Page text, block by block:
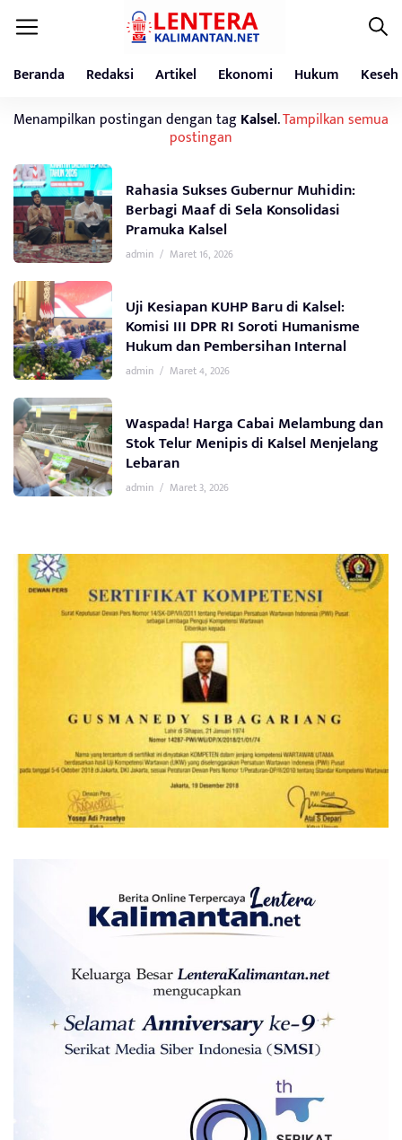
Beranda Redaksi Artikel Ekonomi Hukum
Menampilkan postingan dengan tagKalsel.Tampilkan semua
postingan
Rahasia Sukses Gubernur Muhidin:
Berbagi Maaf di Sela Konsolidasi
Pramuka Kalsel
admin / Maret 16, 2026
Uji Kesiapan KUHP Baru di Kalsel:
Komisi III DPR RI Soroti Humanisme
Hukum dan Pembersihan Internal
admin / Maret 4, 2026
Waspada! Harga Cabai Melambung dan
Stok Telur Menipis di Kalsel Menjelang
Lebaran
admin / Maret 3, 2026